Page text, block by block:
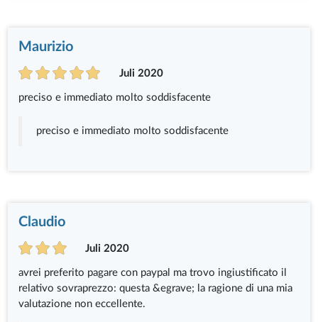
Maurizio
Juli 2020
preciso e immediato molto soddisfacente
preciso e immediato molto soddisfacente
Claudio
Juli 2020
avrei preferito pagare con paypal ma trovo ingiustificato il
relativo sovraprezzo: questa &egrave; la ragione di una mia
valutazione non eccellente.